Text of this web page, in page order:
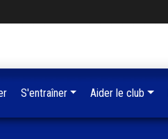
S'entraîner Aider le club